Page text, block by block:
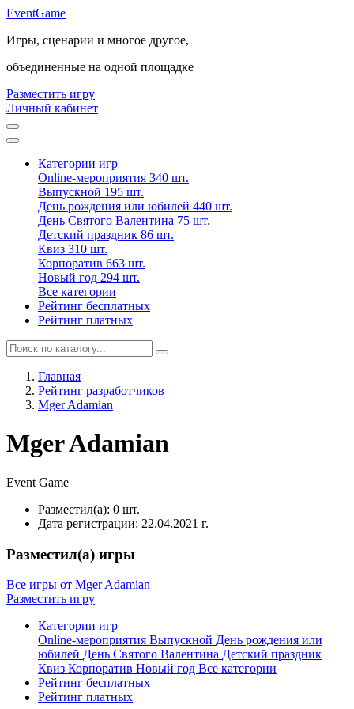
EventGame
Игры, сценарии и многое другое,
объединенные на одной площадке
Разместить игру
Личный кабинет
Категории игр
Online-мероприятия 340 шт.
Выпускной 195 шт.
День рождения или юбилей 440 шт.
День Святого Валентина 75 шт.
Детский праздник 86 шт.
Квиз 310 шт.
Корпоратив 663 шт.
Новый год 294 шт.
Все категории
Рейтинг бесплатных
Рейтинг платных
Главная
Рейтинг разработчиков
Mger Adamian
Mger Adamian
Event Game
Разместил(а): 0 шт.
Дата регистрации: 22.04.2021 г.
Разместил(а) игры
Все игры от Mger Adamian
Разместить игру
Категории игр
Online-мероприятия Выпускной День рождения или
юбилей День Святого Валентина Детский праздник
Квиз Корпоратив Новый год Все категории
Рейтинг бесплатных
Рейтинг платных